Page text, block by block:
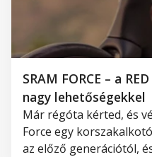
SRAM FORCE – a
nagy lehetőségekkel
Már régóta kérted, és
Force egy
az előző generációtól,